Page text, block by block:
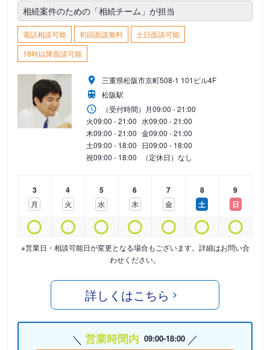
相続案件のための「相続チーム」が担当
電話相談可能 初回面談無料
土日面談可能
18時以降面談可能
三重県松阪市京町508-1 101ビル4F
松阪駅
（受付時間） 月09:00 - 21:00
火09:00 - 21:00 水09:00 - 21:00
木09:00 - 21:00 金09:00 - 21:00
土09:00 - 18:00 日09:00 - 18:00
祝09:00 - 18:00 （定休日）なし
3
月
4
火
5
水
6
木
7
金
8
土
9
日
※営業日・相談可能日が変更となる場合もございます。詳細はお問い合
わせください。
詳しくはこちら
営業時間内 09:00-18:00